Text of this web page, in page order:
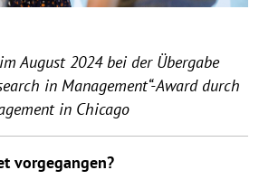
e
i
i
a
August 2024 bei der Übergabe
in Management“-Award durch
in Chicago
vorgegangen?